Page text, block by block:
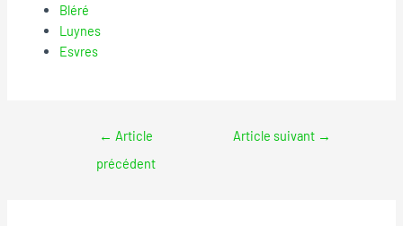
Bléré
Luynes
Esvres
← Article
précédent
Article suivant →